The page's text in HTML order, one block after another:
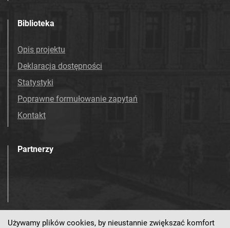
Biblioteka
Opis projektu
Deklaracja dostępności
Statystyki
Poprawne formułowanie zapytań
Kontakt
Partnerzy
Używamy plików cookies, by nieustannie zwiększać komfort